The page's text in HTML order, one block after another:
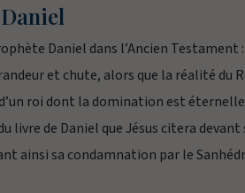
Daniel dans l’Ancien Testament
et chute, alors que la réalité du
roi dont la domination est éternelle
livre de Daniel que Jésus citera
ainsi sa condamnation par le